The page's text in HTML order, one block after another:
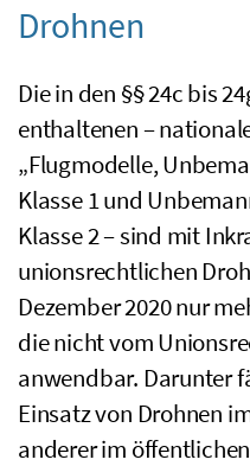
Drohnen
Die in den §§ 24c bis
enthaltenen –
„Flugmodelle,
Klasse 1 und
Klasse 2 – sind mit
unionsrechtlichen
Dezember 2020 nur
die nicht vom
anwendbar. Darunter
Einsatz von Drohnen
anderer im